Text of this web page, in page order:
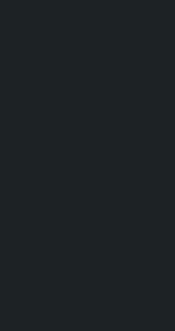
काठमांडू। सत्तारूढ़
दूसरी बार स्थगित कर
प्रतिनिधि सभा की
आज की बैठक का एजेंडा
कार्यक्रम के अनुसार,
सरकार सार्वजनिक